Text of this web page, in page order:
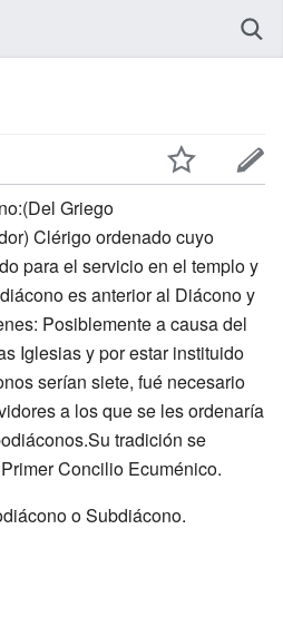
Griego
Clérigo ordenado cuyo
para el servicio en el templo y
es anterior al Diácono y
Posiblemente a causa del
Iglesias y por estar instituido
serían siete, fué necesario
a los que se les ordenaría
tradición se
Concilio Ecuménico.
o Subdiácono.